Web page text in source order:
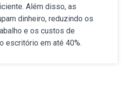
Além disso, as
dinheiro, reduzindo os
e os custos de
escritório em até 40%.